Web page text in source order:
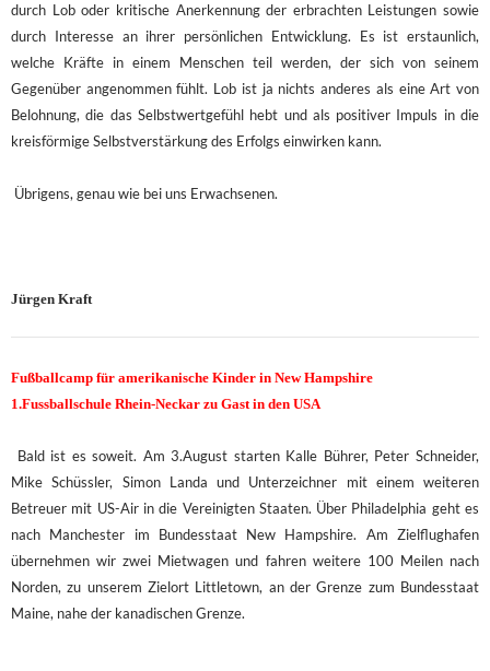
durch Lob oder kritische Anerkennung der erbrachten Leistungen sowie
durch Interesse an ihrer persönlichen Entwicklung. Es ist erstaunlich,
welche Kräfte in einem Menschen teil werden, der sich von seinem
Gegenüber angenommen fühlt. Lob ist ja nichts anderes als eine Art von
Belohnung, die das Selbstwertgefühl hebt und als positiver Impuls in die
kreisförmige Selbstverstärkung des Erfolgs einwirken kann.
Übrigens, genau wie bei uns Erwachsenen.
Jürgen Kraft
Fußballcamp für amerikanische Kinder in New Hampshire
1.Fussballschule Rhein-Neckar zu Gast in den USA
Bald ist es soweit. Am 3.August starten Kalle Bührer, Peter Schneider,
Mike Schüssler, Simon Landa und Unterzeichner mit einem weiteren
Betreuer mit US-Air in die Vereinigten Staaten. Über Philadelphia geht es
nach Manchester im Bundesstaat New Hampshire. Am Zielflughafen
übernehmen wir zwei Mietwagen und fahren weitere 100 Meilen nach
Norden, zu unserem Zielort Littletown, an der Grenze zum Bundesstaat
Maine, nahe der kanadischen Grenze.